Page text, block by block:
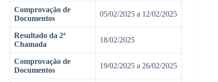
Comprovação de
Documentos
05/02/2025 a 12/02/2025
Resultado da 2ª
Chamada
18/02/2025
Comprovação de
Documentos
19/02/2025 a 26/02/2025